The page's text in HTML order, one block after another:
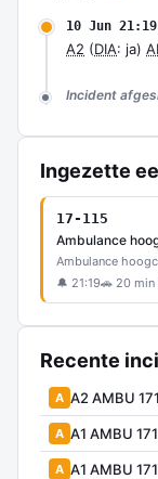
10 Jun
A2 (DIA: ja)
Incident
Ingezette
17-115
Ambulance
Ambulance
🔔 21:19🚗 20 min
Recente
A A2 AMBU
A A1 AMBU
A A1 AMBU